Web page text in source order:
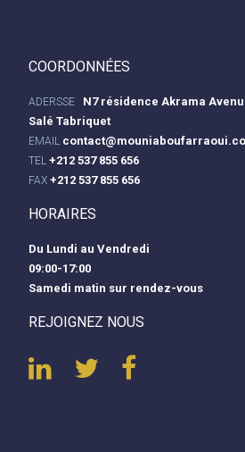
COORDONNÉES
ADERSSE
N7 résidence Akrama
Salé Tabriquet
EMAIL
TEL+212 537 855 656
FAX+212 537 855 656
HORAIRES
Du Lundi au Vendredi
09:00-17:00
Samedi matin sur rendez-vous
REJOIGNEZ NOUS